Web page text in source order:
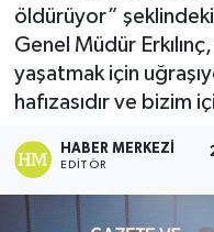
öldürüyor”
Genel Müdür Erkılınç,
yaşatmak için
hafızasıdır ve bizim
HABER MERKEZI
EDITÖR
Magazin
Politika
Sağlık
Tüm Manşetler
Son Dakika
Haber Arşivi